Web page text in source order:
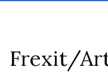
Frexit/